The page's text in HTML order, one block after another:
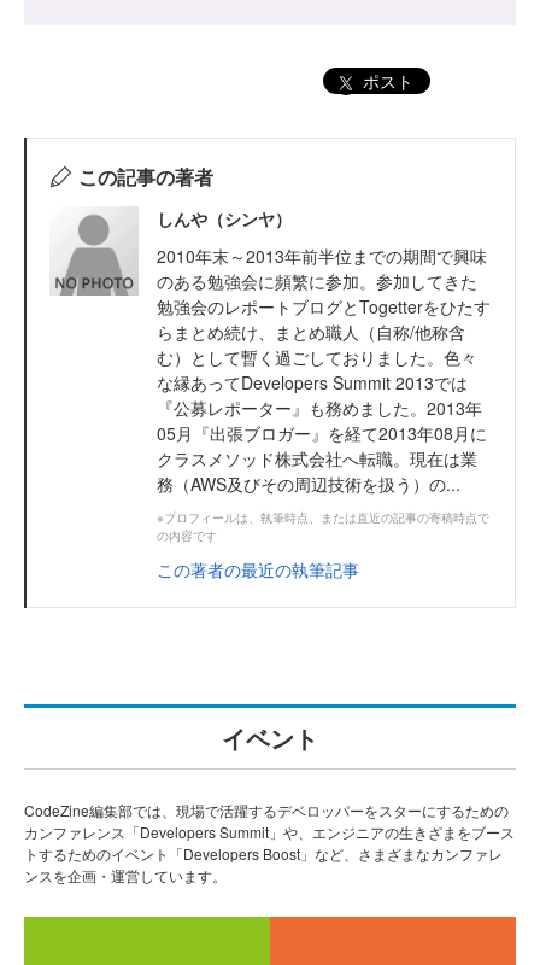
ポスト
この記事の著者
しんや（シンヤ）
2010年末～2013年前半位までの期間で興味
のある勉強会に頻繁に参加。参加してきた
勉強会のレポートブログとTogetterをひたす
らまとめ続け、まとめ職人（自称/他称含
む）として暫く過ごしておりました。色々
な縁あってDevelopers Summit 2013では
『公募レポーター』も務めました。2013年
05月『出張ブロガー』を経て2013年08月に
クラスメソッド株式会社へ転職。現在は業
務（AWS及びその周辺技術を扱う）の...
※プロフィールは、執筆時点、または直近の記事の寄稿時点で
の内容です
この著者の最近の執筆記事
イベント
CodeZine編集部では、現場で活躍するデベロッパーをスターにするための
カンファレンス「Developers Summit」や、エンジニアの生きざまをブース
トするためのイベント「Developers Boost」など、さまざまなカンファレ
ンスを企画・運営しています。